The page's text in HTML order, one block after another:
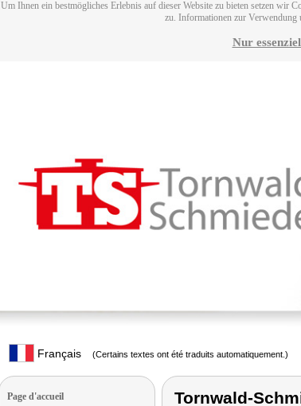
Um Ihnen ein bestmögliches Erlebnis auf dieser Website zu bieten setzen
zu. Informationen zur Verwendung
Nur
Français (Certains textes ont été traduits automatiquement.)
Page d'accueil Tornwald-